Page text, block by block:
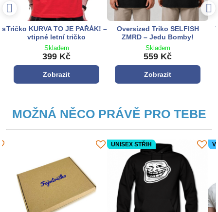
sTričko KURVA TO JE PAŘÁK! –
vtipné letní tričko
Skladem
399 Kč
Zobrazit
Oversized Triko SELFISH
ZMRD – Jedu Bomby!
Skladem
559 Kč
Zobrazit
MOŽNÁ NĚCO PRÁVĚ PRO TEBE
UNISEX STŘIH